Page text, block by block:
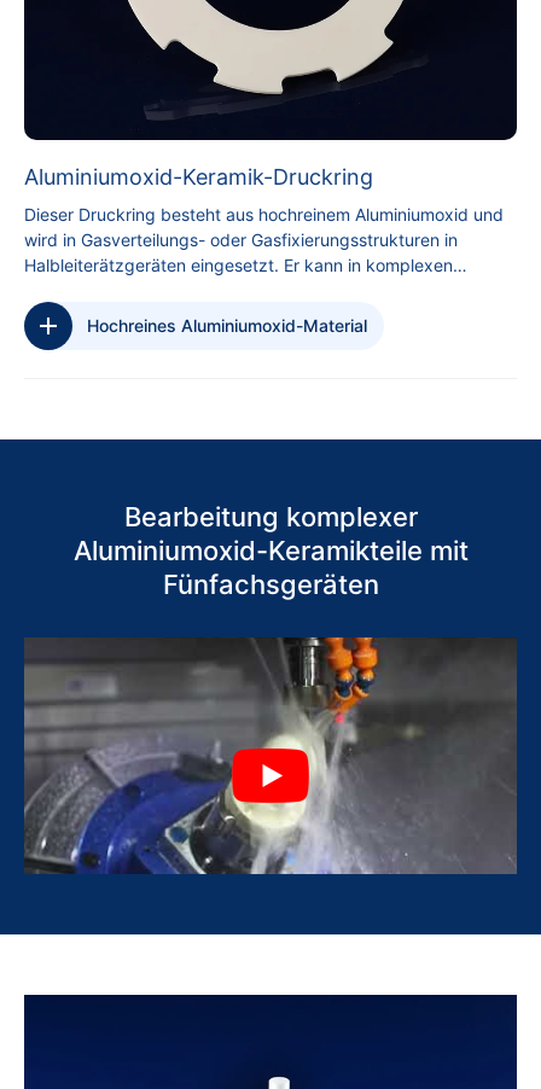
Aluminiumoxid-Keramik-Druckring
Dieser Druckring besteht aus hochreinem Aluminiumoxid und
wird in Gasverteilungs- oder Gasfixierungsstrukturen in
Halbleiterätzgeräten eingesetzt. Er kann in komplexen
Hochreines Aluminiumoxid-Material
Bearbeitung komplexer
Aluminiumoxid-Keramikteile mit
Fünfachsgeräten